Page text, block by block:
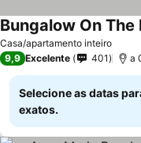
Casa/apartamento inteiro
Ver preços
9,9 Excelente 401 a
Selecione as datas
exatos.